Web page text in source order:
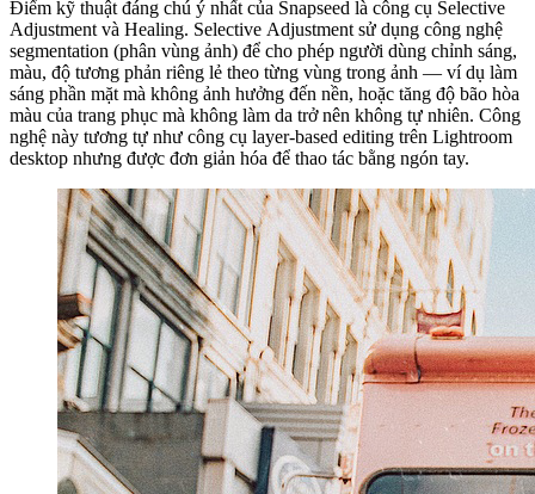
Điểm kỹ thuật đáng chú ý nhất của Snapseed là công cụ Selective
Adjustment và Healing. Selective Adjustment sử dụng công nghệ
segmentation (phân vùng ảnh) để cho phép người dùng chỉnh sáng,
màu, độ tương phản riêng lẻ theo từng vùng trong ảnh — ví dụ làm
sáng phần mặt mà không ảnh hưởng đến nền, hoặc tăng độ bão hòa
màu của trang phục mà không làm da trở nên không tự nhiên. Công
nghệ này tương tự như công cụ layer-based editing trên Lightroom
desktop nhưng được đơn giản hóa để thao tác bằng ngón tay.